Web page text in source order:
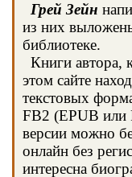
Грeй Зейн
из них
библиотеке.
Книги автора,
этом сайте
текстовых
FB2 (EPUB или
версии можно
онлайн без
интересна